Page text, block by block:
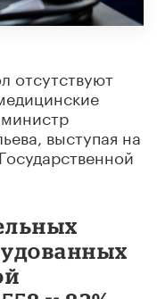
отсутствуют
выступая на